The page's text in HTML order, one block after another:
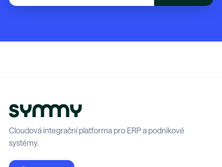
Cloudová integrační platforma pro ERP a podnikové
systémy.